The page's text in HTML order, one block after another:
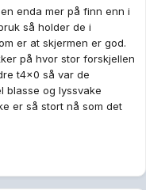
enda mer på finn enn i
så holder de i
er at skjermen er god.
på hvor stor forskjellen
t4x0 så var de
blasse og lyssvake
er så stort nå som det